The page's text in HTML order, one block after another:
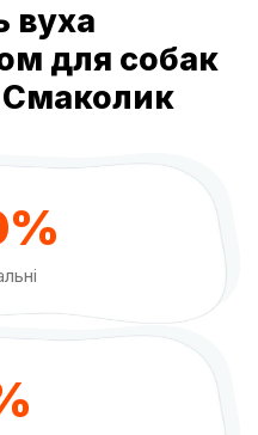
вуха
для собак
Смаколик